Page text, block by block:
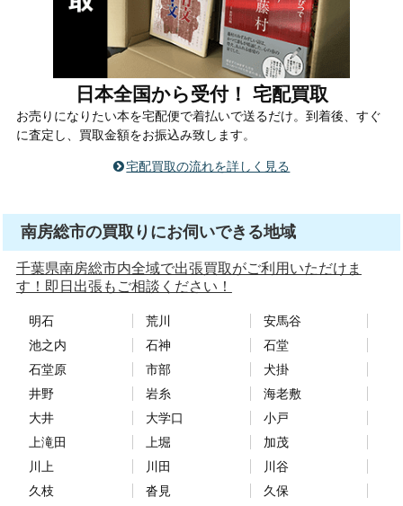
日本全国から受付！ 宅配買取
お売りになりたい本を宅配便で着払いで送るだけ。到着後、すぐ
に査定し、買取金額をお振込み致します。
宅配買取の流れを詳しく見る
南房総市の買取りにお伺いできる地域
千葉県南房総市内全域で出張買取がご利用いただけま
す！即日出張もご相談ください！
明石 荒川
安馬谷
池之内
石神
石堂
石堂原
市部
犬掛
井野
岩糸
海老敷
大井
大学口
小戸
上滝田
上堀
加茂
川上
川田
川谷
久枝
沓見
久保